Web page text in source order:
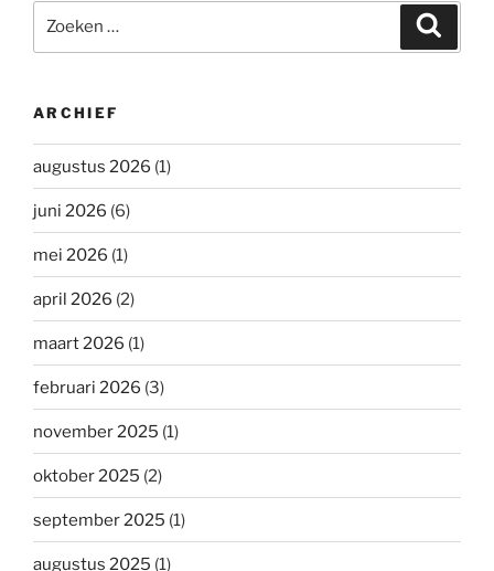
naar:
ARCHIEF
augustus 2026 (1)
juni 2026 (6)
mei 2026 (1)
april 2026 (2)
maart 2026 (1)
februari 2026 (3)
november 2025 (1)
oktober 2025 (2)
september 2025 (1)
augustus 2025 (1)